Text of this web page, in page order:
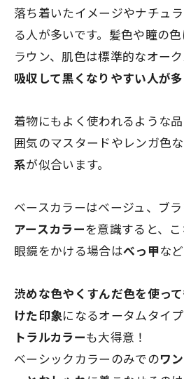
落ち着いたイメージやナチュ
る人が多いです。髪色や瞳の
ラウン、肌色は標準的なオー
吸収して黒くなりやすい人が
着物にもよく使われるような
囲気のマスタードやレンガ色
系が似合います。
ベースカラーはベージュ、ブ
アースカラーを意識すると、こ
眼鏡をかける場合はべっ甲な
渋めな色やくすんだ色を使っ
けた印象になるオータムタイ
トラルカラーも大得意！
ベーシックカラーのみでのワ